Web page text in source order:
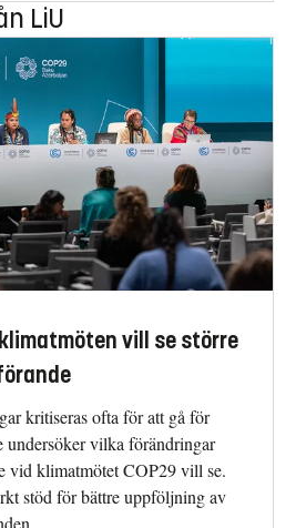
LiU
vill se större
kritiseras ofta för att gå för
undersöker vilka förändringar
vid klimatmötet COP29 vill se.
stöd för bättre uppföljning av